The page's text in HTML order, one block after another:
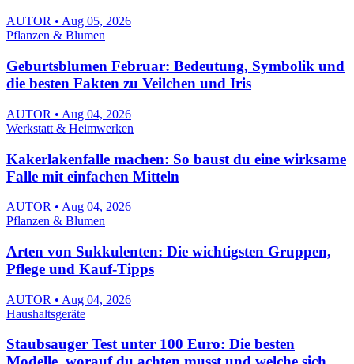
AUTOR • Aug 05, 2026
Pflanzen & Blumen
Geburtsblumen Februar: Bedeutung, Symbolik und
die besten Fakten zu Veilchen und Iris
AUTOR • Aug 04, 2026
Werkstatt & Heimwerken
Kakerlakenfalle machen: So baust du eine wirksame
Falle mit einfachen Mitteln
AUTOR • Aug 04, 2026
Pflanzen & Blumen
Arten von Sukkulenten: Die wichtigsten Gruppen,
Pflege und Kauf-Tipps
AUTOR • Aug 04, 2026
Haushaltsgeräte
Staubsauger Test unter 100 Euro: Die besten